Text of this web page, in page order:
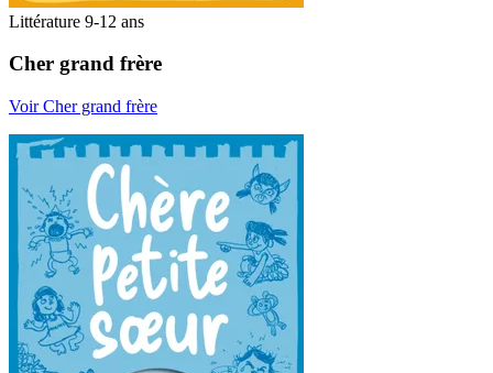
Littérature 9-12 ans
Cher grand frère
Voir Cher grand frère